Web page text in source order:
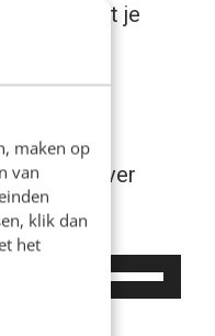
maken op
van
klik dan
het
Ik praat je
over